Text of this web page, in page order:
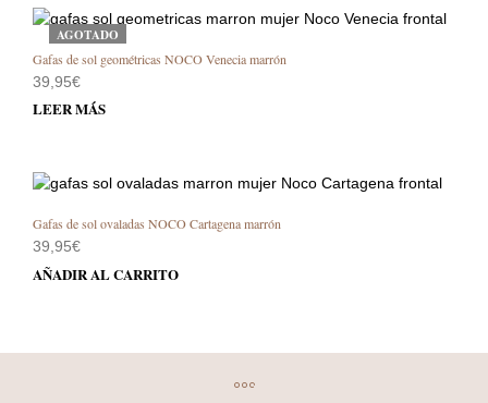
AGOTADO
Gafas de sol geométricas NOCO Venecia marrón
39,95€
LEER MÁS
Gafas de sol ovaladas NOCO Cartagena marrón
39,95€
AÑADIR AL CARRITO